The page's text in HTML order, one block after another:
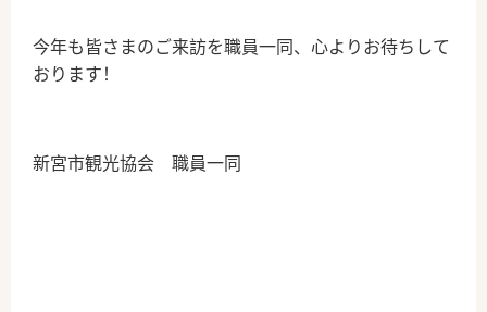
今年も皆さまのご来訪を職員一同、心よりお待ちして
おります！
新宮市観光協会 職員一同